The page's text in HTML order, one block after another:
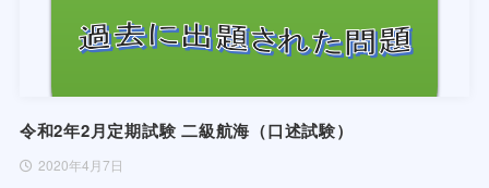
令和2年2月定期試験 二級航海（口述試験）
2020年4月7日